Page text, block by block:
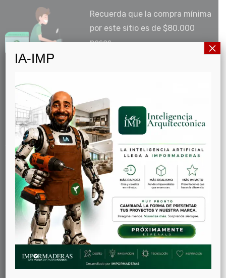
Recuerda que la compra mínima
por este sitio es de $80.000
pesos.
Nacional, la recogida del material adquirido en la
tienda online y/o demás medios digitales o físicos,
deberá ser programado por el cliente a través de
WhatsApp o con su asesor comercial.
Las entregas serán programadas a partir del jueves 30
de Abril de 2020.
Estimado cliente, antes de finalizar su transacción
revise bien su carrito de compras, ya que después de
ejecutada la venta, será aplicable la política de
garantía cambios y devoluciones informada en esta
página Web.
IA-IMP
×